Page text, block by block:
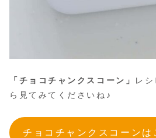
「チョコチャンクスコーン」
レ
ら見てみてくださいね♪
チョコチャンクスコーンは